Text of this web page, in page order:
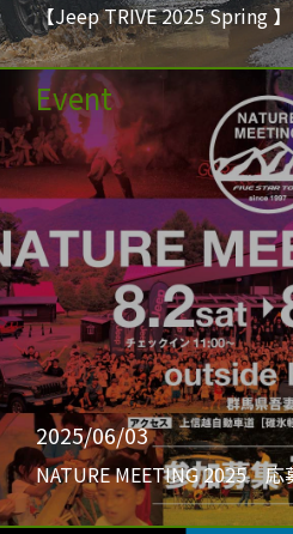
【Jeep TRIVE 2025 Spring
Event
2025/06/03
NATURE MEETING 2025 応